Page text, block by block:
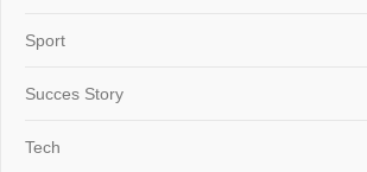
Sport
Succes Story
Tech